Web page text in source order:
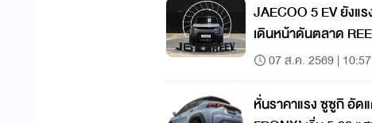
JAECOO 5 EV ยังแ
เดินหน้าดันตล
07 ส.ค. 2569 | 10:57
หั่นราคาแรง ซูซูกิ อัด